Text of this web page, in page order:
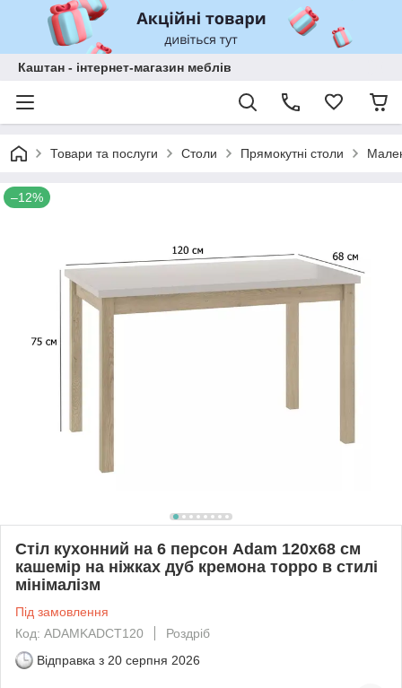
Каштан - інтернет-магазин меблів
Товари та послуги Столи Прямокутні столи
–12%
Стіл кухонний на 6 персон Adam 120х68 см
кашемір на ніжках дуб кремона торро в стилі
мінімалізм
Під замовлення
Код: ADAMKADCT120
Роздріб
Відправка з 20 серпня 2026